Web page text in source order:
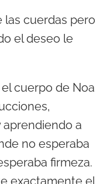
las cuerdas pero
el deseo le
cuerpo de Noa
a
no esperaba
firmeza.